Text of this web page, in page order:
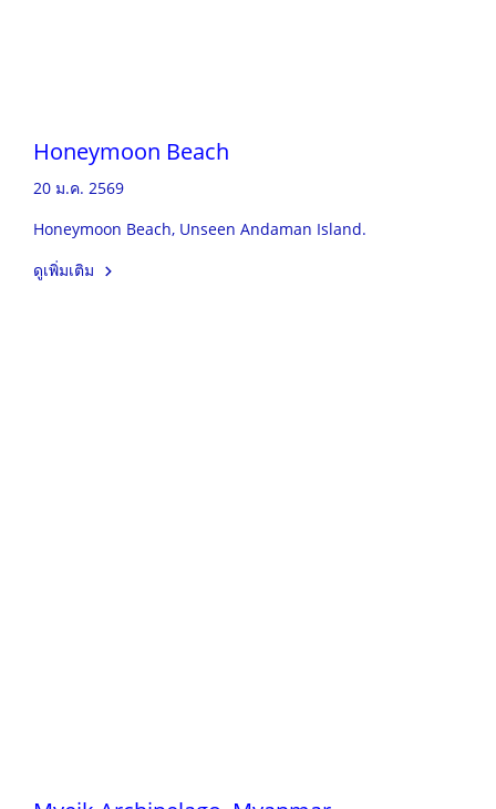
Honeymoon Beach
20 ม.ค. 2569
Honeymoon Beach, Unseen Andaman Island.
ดูเพิ่มเติม